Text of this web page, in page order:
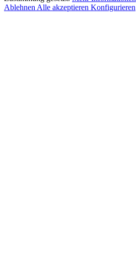
Ablehnen Alle akzeptieren Konfigurieren